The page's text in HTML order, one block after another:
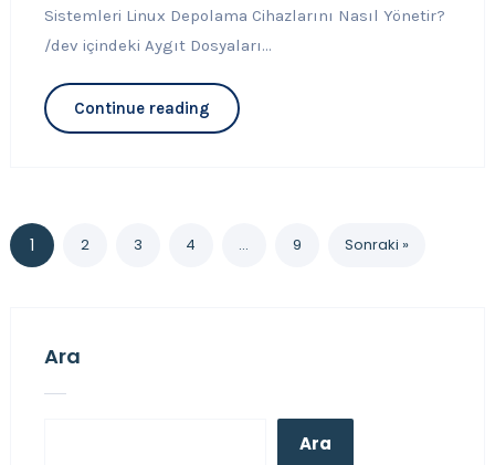
Sistemleri Linux Depolama Cihazlarını Nasıl Yönetir?
/dev içindeki Aygıt Dosyaları...
Continue reading
1 2 3 4 … 9 Sonraki »
Ara
Ara